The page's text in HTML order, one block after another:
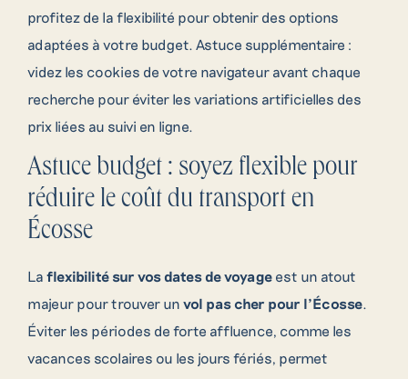
profitez de la flexibilité pour obtenir des options
adaptées à votre budget. Astuce supplémentaire :
videz les cookies de votre navigateur avant chaque
recherche pour éviter les variations artificielles des
prix liées au suivi en ligne.
Astuce budget : soyez flexible pour
réduire le coût du transport en
Écosse
La flexibilité sur vos dates de voyage est un atout
majeur pour trouver un vol pas cher pour l’Écosse.
Éviter les périodes de forte affluence, comme les
vacances scolaires ou les jours fériés, permet